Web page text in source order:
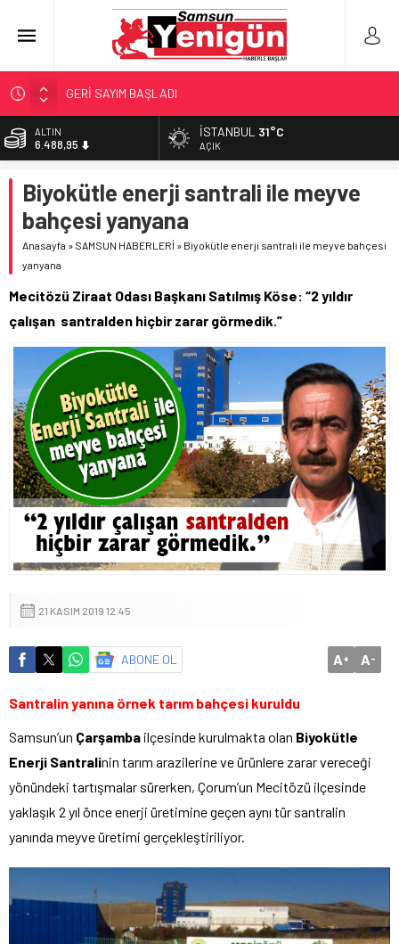
GERİ SAYIM BAŞLADI
SAMSUNSPOR’DA HEDEF 5’İNCİLİK!
‘BAFRA’YA YATIRIM YAPIN!’
YÖNETİCİ SEÇERKEN YAPILAN EN BÜYÜK HATALAR
ALTIN
6.488,95
13.798,82
DOLAR
47,5939
EURO
İSTANBUL 31°C
AÇIK
Biyokütle enerji santrali ile meyve
bahçesi yanyana
Anasayfa » SAMSUN HABERLERİ » Biyokütle enerji santrali ile meyve bahçesi
yanyana
Mecitözü Ziraat Odası Başkanı Satılmış Köse: “2 yıldır
çalışan santralden hiçbir zarar görmedik.”
21 KASIM 2019 12:45
ABONE OL A+ A-
Santralin yanına örnek tarım bahçesi kuruldu
Samsun’un Çarşamba ilçesinde kurulmakta olan Biyokütle
Enerji Santralinin tarım arazilerine ve ürünlere zarar vereceği
yönündeki tartışmalar sürerken, Çorum’un Mecitözü ilçesinde
yaklaşık 2 yıl önce enerji üretimine geçen aynı tür santralin
yanında meyve üretimi gerçekleştiriliyor.